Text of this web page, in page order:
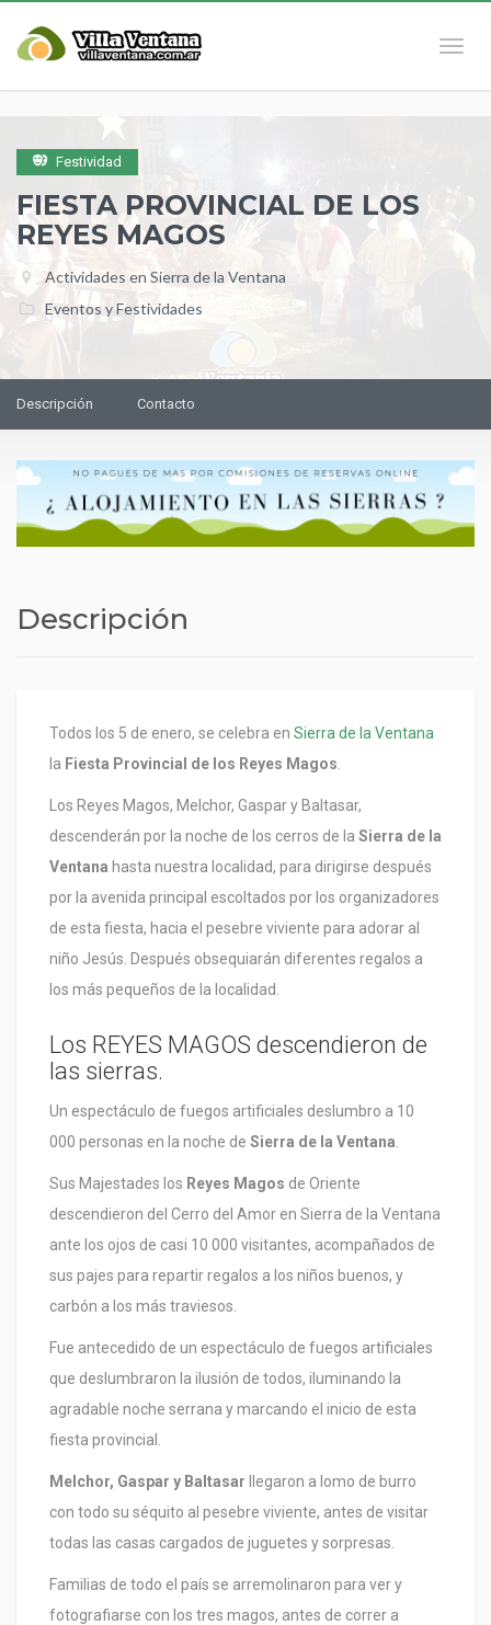
Festividad
FIESTA PROVINCIAL DE LOS
REYES MAGOS
Actividades en Sierra de la Ventana
Eventos y Festividades
Descripción Contacto
Descripción
Todos los 5 de enero, se celebra en Sierra de la Ventana
la Fiesta Provincial de los Reyes Magos
Los Reyes Magos, Melchor, Gaspar y Baltasar,
descenderán por la noche de los cerros de la Sierra de la
Ventana hasta nuestra localidad, para dirigirse después
por la avenida principal escoltados por los organizadores
de esta fiesta, hacia el pesebre viviente para adorar al
niño Jesús. Después obsequiarán diferentes regalos a
los más pequeños de la localidad.
Los REYES MAGOS descendieron de
las sierras.
Un espectáculo de fuegos artificiales deslumbro a 10
000 personas en la noche de Sierra de la Ventana
Sus Majestades los Reyes Magos de Oriente
descendieron del Cerro del Amor en Sierra de la Ventana
ante los ojos de casi 10 000 visitantes, acompañados de
sus pajes para repartir regalos a los niños buenos, y
carbón a los más traviesos.
Fue antecedido de un espectáculo de fuegos artificiales
que deslumbraron la ilusión de todos, iluminando la
agradable noche serrana y marcando el inicio de esta
fiesta provincial.
Melchor, Gaspar y Baltasar llegaron a lomo de burro
con todo su séquito al pesebre viviente, antes de visitar
todas las casas cargados de juguetes y sorpresas.
Familias de todo el país se arremolinaron para ver y
fotografiarse con los tres magos, antes de correr a